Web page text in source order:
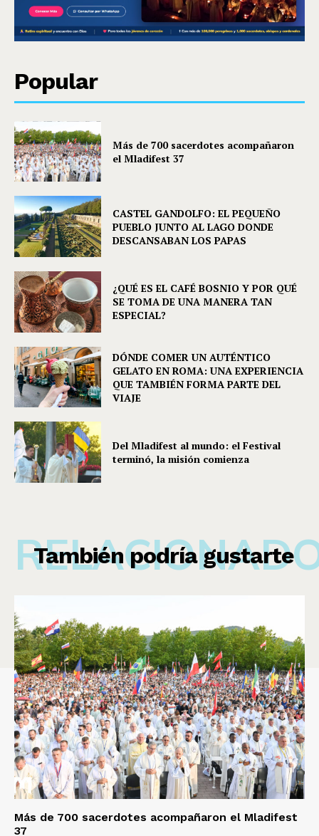
Popular
Más de 700 sacerdotes acompañaron
el Mladifest 37
CASTEL GANDOLFO: EL PEQUEÑO
PUEBLO JUNTO AL LAGO DONDE
DESCANSABAN LOS PAPAS
¿QUÉ ES EL CAFÉ BOSNIO Y POR QUÉ
SE TOMA DE UNA MANERA TAN
ESPECIAL?
DÓNDE COMER UN AUTÉNTICO
GELATO EN ROMA: UNA EXPERIENCIA
QUE TAMBIÉN FORMA PARTE DEL
VIAJE
Del Mladifest al mundo: el Festival
terminó, la misión comienza
También podría gustarte
Más de 700 sacerdotes acompañaron el Mladifest
37